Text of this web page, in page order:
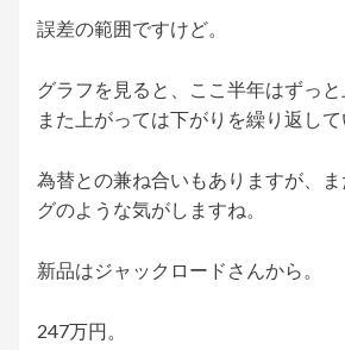
誤差の範囲ですけど。
グラフを見ると、ここ半年はずっ
また上がっては下がりを繰り返して
為替との兼ね合いもありますが、
グのような気がしますね。
新品はジャックロードさんから。
247万円。